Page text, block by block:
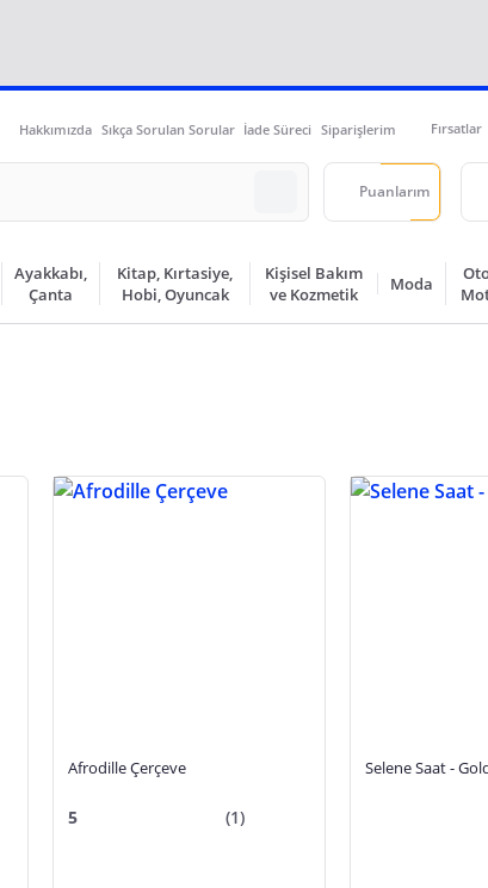
Hakkımızda Sıkça Sorulan Sorular İade Süreci Siparişlerim Fırsatlar
Puanlarım
Ayakkabı,
Çanta
Kitap, Kırtasiye,
Hobi, Oyuncak
Kişisel Bakım
ve Kozmetik
Moda
Afrodille Çerçeve
5 (1)
Selene Saat -